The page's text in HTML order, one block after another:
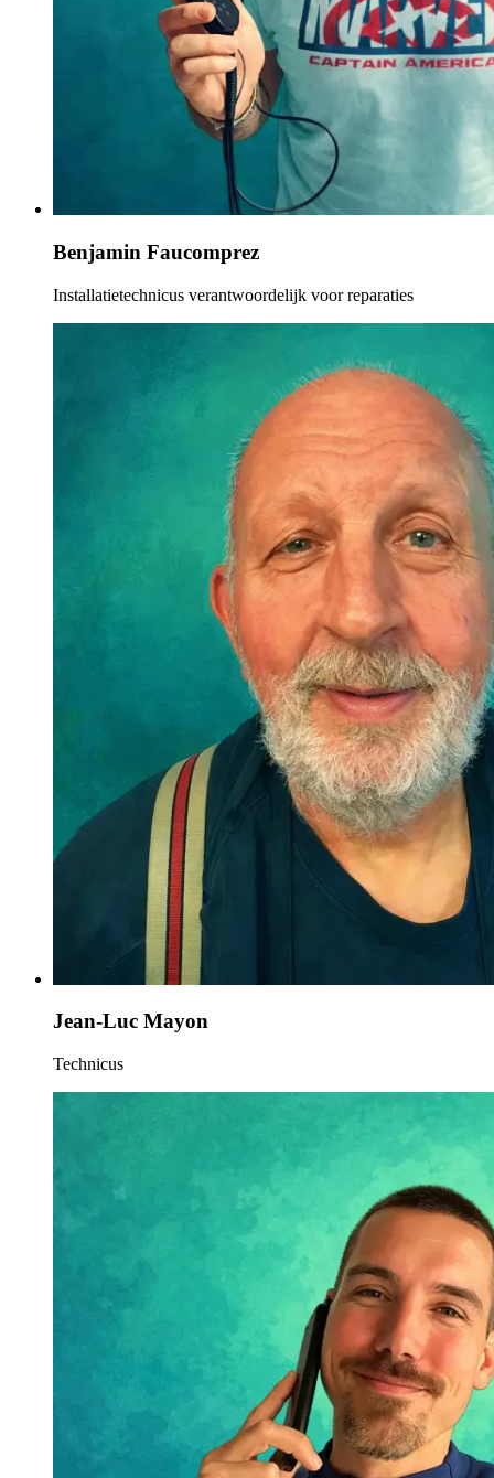
Benjamin Faucomprez
Installatietechnicus verantwoordelijk voor reparaties
Jean-Luc Mayon
Technicus